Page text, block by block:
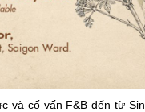
và cố vấn F&B đến từ